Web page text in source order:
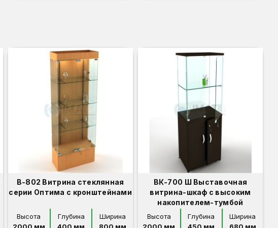
В-802 Витрина стеклянная
серии Оптима с кронштейнами
Высота
Глубина
Ширина
ВК-700 Ш Выставочная
витрина-шкаф с высоким
накопителем-тумбой
Высота
Глубина
Ширина